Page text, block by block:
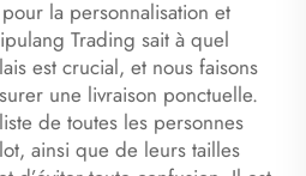
la personnalisation et
Trading sait à quel
est crucial, et nous faisons
une livraison ponctuelle.
de toutes les personnes
ainsi que de leurs tailles